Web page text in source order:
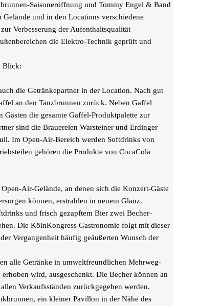
Saisoneröffnung und Tommy Engel & Band
und in den Locations verschiedene
Verbesserung der Aufenthaltsqualität
die Elektro-Technik geprüft und
Blick:
die Getränkepartner in der Location. Nach gut
an den Tanzbrunnen zurück. Neben Gaffel
Gästen die gesamte Gaffel-Produktpalette zur
sind die Brauereien Warsteiner und Erdinger
Im Open-Air-Bereich werden Softdrinks von
gehören die Produkte von CocaCola
Air-Gelände, an denen sich die Konzert-Gäste
können, erstrahlen in neuem Glanz.
und frisch gezapftem Bier zwei Becher-
Die KölnKongress Gastronomie folgt mit dieser
Vergangenheit häufig geäußerten Wunsch der
alle Getränke in umweltfreundlichen Mehrweg-
wird, ausgeschenkt. Die Becher können an
Verkaufsständen zurückgegeben werden.
ein kleiner Pavillon in der Nähe des